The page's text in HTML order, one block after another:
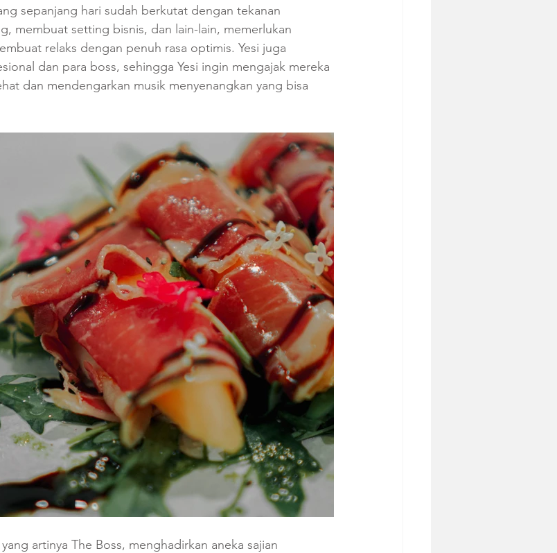
sepanjang hari sudah berkutat dengan tekanan
membuat setting bisnis, dan lain-lain, memerlukan
relaks dengan penuh rasa optimis. Yesi juga
dan para boss, sehingga Yesi ingin mengajak mereka
dan mendengarkan musik menyenangkan yang bisa
artinya The Boss, menghadirkan aneka sajian